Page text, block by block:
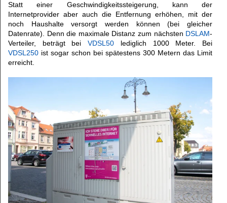
Statt einer Geschwindigkeitssteigerung, kann der
Internetprovider aber auch die Entfernung erhöhen, mit der
noch Haushalte versorgt werden können (bei gleicher
Datenrate). Denn die maximale Distanz zum nächsten DSLAM-
Verteiler, beträgt beiVDSL50 lediglich 1000 Meter. Bei
VDSL250 ist sogar schon bei spätestens 300 Metern das Limit
erreicht.